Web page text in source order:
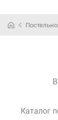
Сатин-Страйп
Каталог